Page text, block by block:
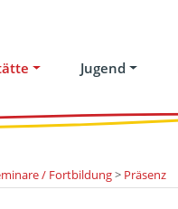
Jugend
/ Fortbildung> Präsenz